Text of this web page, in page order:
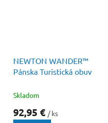
NEWTON WANDER™
Pánska Turistická obuv
Skladom
92,95 € / ks